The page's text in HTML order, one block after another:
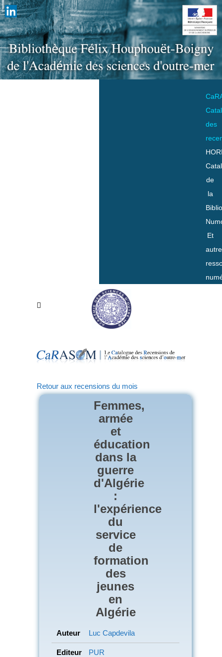
des
de
la
Et
Retour aux recensions du mois
Femmes,
armée
et
éducation
dans la
guerre
d'Algérie
:
l'expérience
du
service
de
formation
des
jeunes
en
Algérie
Auteur Luc Capdevila
Editeur PUR